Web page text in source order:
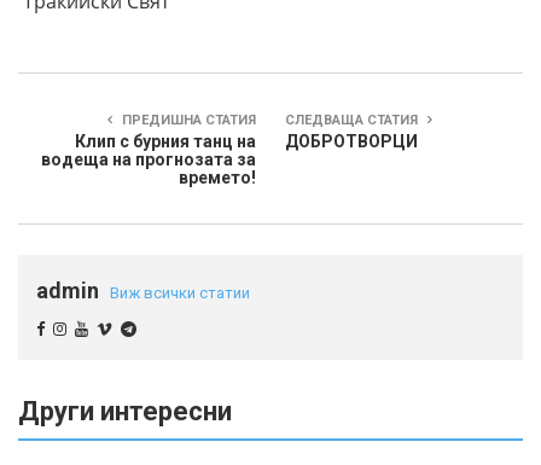
ПРЕДИШНА СТАТИЯ
Клип с бурния танц на
водеща на прогнозата за
времето!
СЛЕДВАЩА СТАТИЯ
ДОБРОТВОРЦИ
admin Виж всички статии
Други интересни